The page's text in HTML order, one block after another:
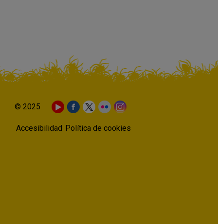
© 2025
Accesibilidad Política de cookies